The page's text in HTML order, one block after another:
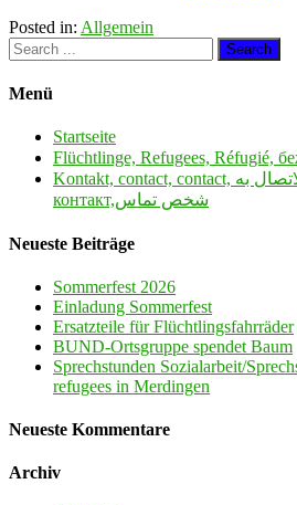
Posted in: Allgemein
Menü
Startseite
Kontakt, contact, contact, الشخص الذي يمكن الاتصال به,
контакт,شخص تماس
Neueste Beiträge
Sommerfest 2026
Einladung Sommerfest
Ersatzteile für Flüchtlingsfahrräder
BUND-Ortsgruppe spendet Baum
Sprechstunden Sozialarbeit/
refugees in Merdingen
Neueste Kommentare
Archiv